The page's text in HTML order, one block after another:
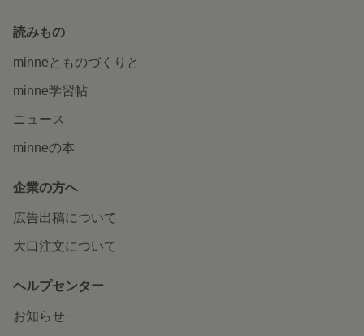
読みもの
minneとものづくりと
minne学習帖
ニュース
minneの本
企業の方へ
広告出稿について
大口注文について
ヘルプセンター
お知らせ